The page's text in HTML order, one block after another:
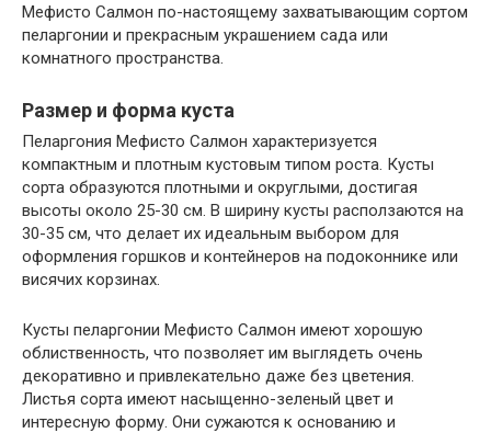
Мефисто Салмон по-настоящему захватывающим сортом
пеларгонии и прекрасным украшением сада или
комнатного пространства.
Размер и форма куста
Пеларгония Мефисто Салмон характеризуется
компактным и плотным кустовым типом роста. Кусты
сорта образуются плотными и округлыми, достигая
высоты около 25-30 см. В ширину кусты расползаются на
30-35 см, что делает их идеальным выбором для
оформления горшков и контейнеров на подоконнике или
висячих корзинах.
Кусты пеларгонии Мефисто Салмон имеют хорошую
облиственность, что позволяет им выглядеть очень
декоративно и привлекательно даже без цветения.
Листья сорта имеют насыщенно-зеленый цвет и
интересную форму. Они сужаются к основанию и